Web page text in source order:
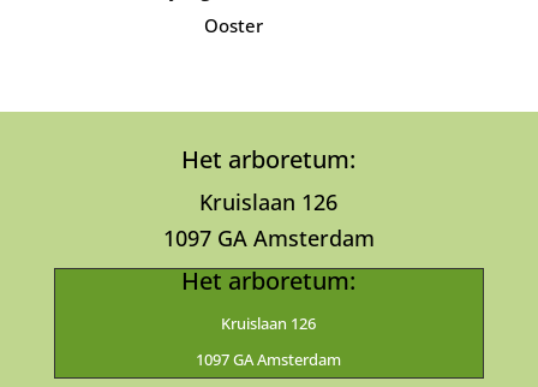
Ooster
Het arboretum:
Kruislaan 126
1097 GA Amsterdam
Het arboretum:
Kruislaan 126
1097 GA Amsterdam